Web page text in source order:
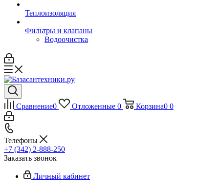
Теплоизоляция
Фильтры и клапаны
Водоочистка
Сравнение0 Отложенные 0 Корзина0 0
Телефоны
+7 (342) 2-888-250
Заказать звонок
Личный кабинет